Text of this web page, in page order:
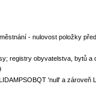
- nulovost položky
registry obyvatelstva, bytů a
'null' a zároveň